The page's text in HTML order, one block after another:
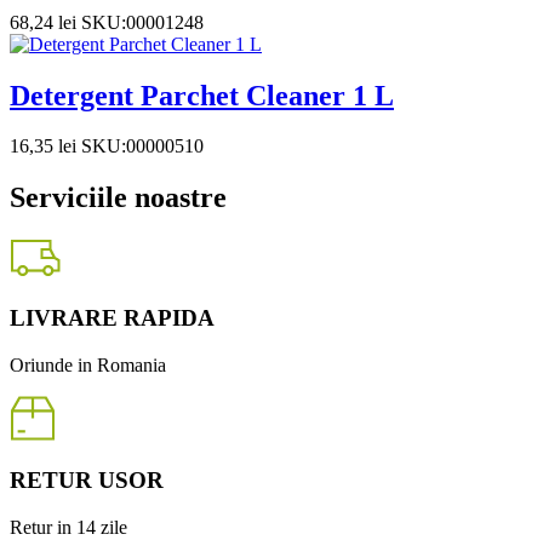
68,24 lei SKU:00001248
Detergent Parchet Cleaner 1 L
16,35 lei SKU:00000510
Serviciile noastre
LIVRARE RAPIDA
Oriunde in Romania
RETUR USOR
Retur in 14 zile